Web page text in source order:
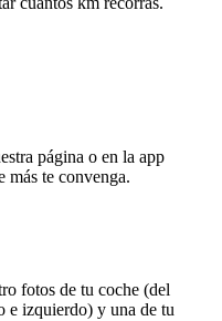
página o en la app
más te convenga.
fotos de tu coche (del
e izquierdo) y una de tu